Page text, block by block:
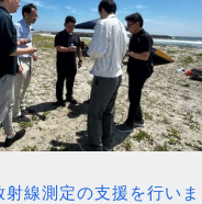
線測定の支援を行いま